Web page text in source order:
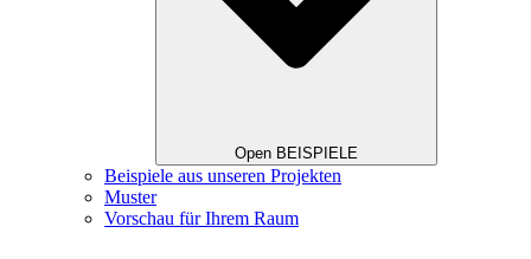
Open BEISPIELE
Beispiele aus unseren Projekten
Muster
Vorschau für Ihrem Raum